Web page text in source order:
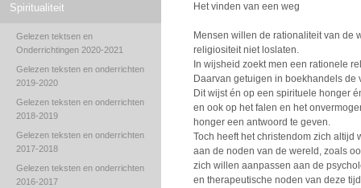
Spiritualiteit
Gelezen tektsen en
Onderrichtingen 2020-2021
Gelezen teksten en onderrichten
2019-2020
Gelezen teksten en onderrichten
2018-2019
Gelezen teksten en onderrichten
2017-2018
Gelezen teksten en onderrichten
2016-2017
Het vinden van een weg
Mensen willen de rationaliteit van de
religiositeit niet loslaten.
In wijsheid zoekt men een rationele
Daarvan getuigen in boekhandels de
Dit wijst én op een spirituele honger
en ook op het falen en het
honger een antwoord te geven.
Toch heeft het christendom zich altijd
aan de noden van de wereld, zoals
zich willen aanpassen aan de
en therapeutische noden van deze